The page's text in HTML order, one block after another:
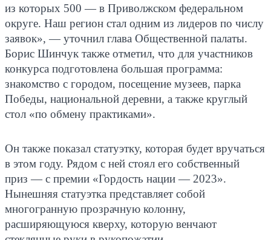
из которых 500 — в Приволжском федеральном
округе. Наш регион стал одним из лидеров по числу
заявок», — уточнил глава Общественной палаты.
Борис Шинчук также отметил, что для участников
конкурса подготовлена большая программа:
знакомство с городом, посещение музеев, парка
Победы, национальной деревни, а также круглый
стол «по обмену практиками».
Он также показал статуэтку, которая будет вручаться
в этом году. Рядом с ней стоял его собственный
приз — с премии «Гордость нации — 2023».
Нынешняя статуэтка представляет собой
многогранную прозрачную колонну,
расширяющуюся кверху, которую венчают